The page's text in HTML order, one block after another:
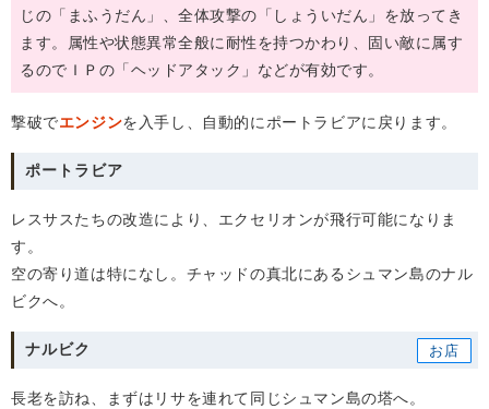
じの「まふうだん」、全体攻撃の「しょういだん」を放ってき
ます。属性や状態異常全般に耐性を持つかわり、固い敵に属す
るのでＩＰの「ヘッドアタック」などが有効です。
撃破でエンジンを入手し、自動的にポートラビアに戻ります。
ポートラビア
レスサスたちの改造により、エクセリオンが飛行可能になりま
す。
空の寄り道は特になし。チャッドの真北にあるシュマン島のナル
ビクへ。
ナルビク
長老を訪ね、まずはリサを連れて同じシュマン島の塔へ。